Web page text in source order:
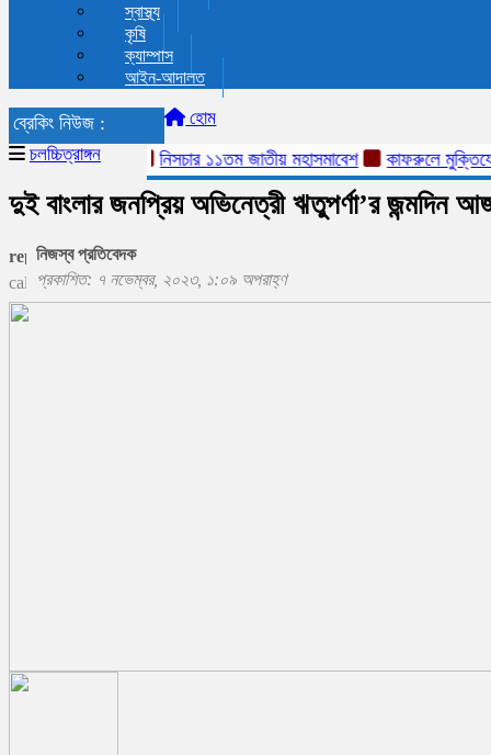
স্বাস্থ্য
কৃষি
ক্যাম্পাস
আইন-আদালত
ব্রেকিং নিউজ :
নিসচার ১১তম জাতীয় মহাসমাবেশ
কাফরুলে মুক্তিযোদ্ধা
হোম
চলচ্চিত্রাঙ্গন
দুই বাংলার জনপ্রিয় অভিনেত্রী ঋতুপর্ণা’র জন্মদিন
নিজস্ব প্রতিবেদক
প্রকাশিত: ৭ নভেম্বর, ২০২৩, ১:০৯ অপরাহ্ণ